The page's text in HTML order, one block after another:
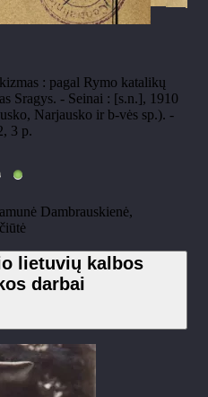
: pagal Rymo katalikų
Sragys. - Seinai : [s.n.], 1910
Narjausko ir b-vės sp.). -
3 p.
Dambrauskienė,
lietuvių kalbos
darbai